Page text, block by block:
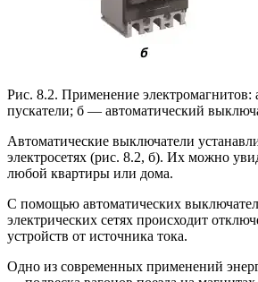
Рис. 8.2. Применение
пускатели; б — автоматический
Автоматические выключатели
электросетях (рис. 8.2, б). Их можно
любой квартиры или дома.
С помощью автоматических
электрических сетях происходит
устройств от источника тока.
Одно из современных применений